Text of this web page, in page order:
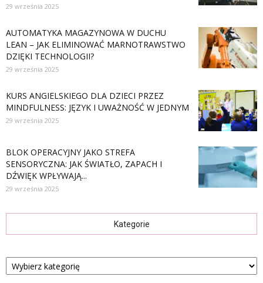
29 września 2025
AUTOMATYKA MAGAZYNOWA W DUCHU
LEAN – JAK ELIMINOWAĆ MARNOTRAWSTWO
DZIĘKI TECHNOLOGII?
29 września 2025
KURS ANGIELSKIEGO DLA DZIECI PRZEZ
MINDFULNESS: JĘZYK I UWAŻNOŚĆ W JEDNYM
29 września 2025
BLOK OPERACYJNY JAKO STREFA
SENSORYCZNA: JAK ŚWIATŁO, ZAPACH I
DŹWIĘK WPŁYWAJĄ...
29 września 2025
Kategorie
Kategorie